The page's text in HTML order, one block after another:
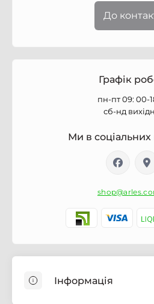
До
Графік
пн-пт 09: 00-
сб-нд
Ми в
Інформація